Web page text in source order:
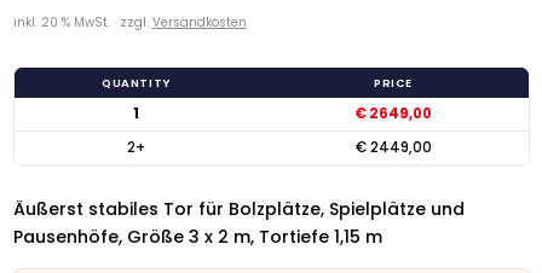
inkl. 20 % MwSt. zzgl. Versandkosten
QUANTITY PRICE
1 €2649,00
2+
€2449,00
Äußerst stabiles Tor für Bolzplätze, Spielplätze und
Pausenhöfe, Größe 3 x 2 m, Tortiefe 1,15 m